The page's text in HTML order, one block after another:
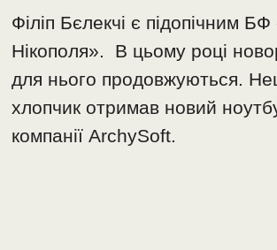
Філіп Бєлекчі є підопічним БФ
Нікополя». В цьому році
для нього продовжуються.
хлопчик отримав новий
компанії ArchySoft.